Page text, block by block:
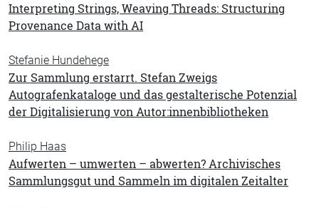
Interpreting Strings, Weaving Threads: Structuring
Provenance Data with AI
Stefanie Hundehege
Zur Sammlung erstarrt. Stefan Zweigs
Autografenkataloge und das gestalterische Potenzial
der Digitalisierung von Autor:innenbibliotheken
Philip Haas
Aufwerten – umwerten – abwerten? Archivisches
Sammlungsgut und Sammeln im digitalen Zeitalter